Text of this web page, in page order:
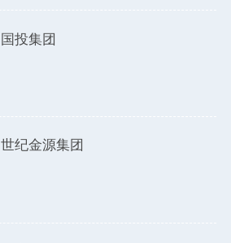
国投集团
世纪金源集团